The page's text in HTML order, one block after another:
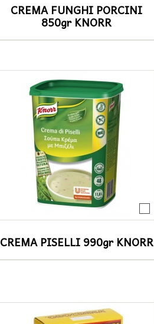
CREMA FUNGHI PORCINI
850gr KNORR
CREMA PISELLI 990gr KNORR